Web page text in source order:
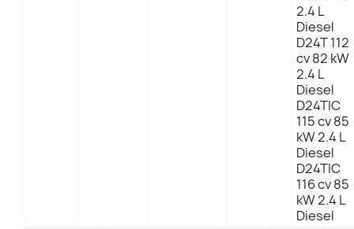
2.4 L
Diesel
D24T 112
cv 82 kW
2.4 L
Diesel
D24TIC
115 cv 85
kW 2.4 L
Diesel
D24TIC
116 cv 85
kW 2.4 L
Diesel